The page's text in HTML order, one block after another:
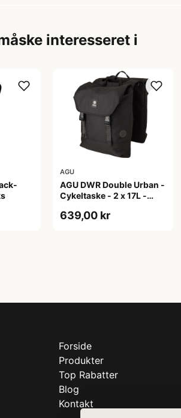
interesseret i
AGU
AGU DWR Double Urban -
Cykeltaske - 2 x 17L -
639,00 kr
Forside
Produkter
Top Rabatter
Blog
Kontakt